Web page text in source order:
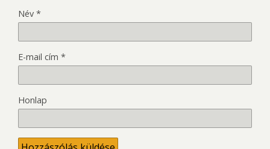
Név *
E-mail cím *
Honlap